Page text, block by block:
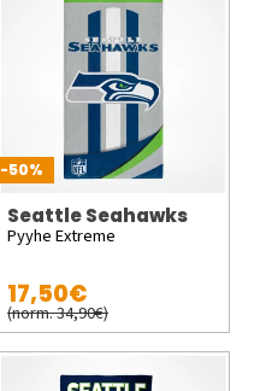
-50%
Seattle Seahawks
Pyyhe Extreme
17,50€
(norm. 34,90€)